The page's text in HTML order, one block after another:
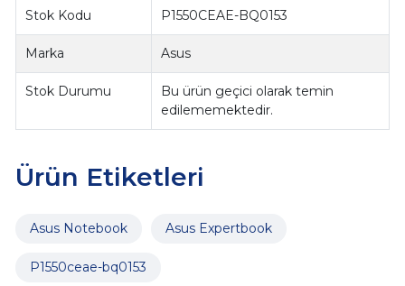
Stok Kodu P1550CEAE-BQ0153
Marka Asus
Stok Durumu
Bu ürün geçici olarak temin
edilememektedir.
Ürün Etiketleri
Asus Notebook Asus Expertbook
P1550ceae-bq0153